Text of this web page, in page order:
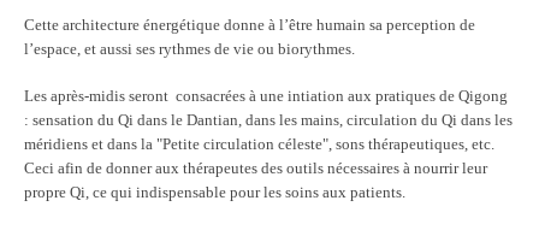
Cette architecture énergétique donne à l’être humain sa perception de
l’espace, et aussi ses rythmes de vie ou biorythmes.
Les après-midis seront consacrées à une intiation aux pratiques de Qigong
: sensation du Qi dans le Dantian, dans les mains, circulation du Qi dans les
méridiens et dans la "Petite circulation céleste", sons thérapeutiques, etc.
Ceci afin de donner aux thérapeutes des outils nécessaires à nourrir leur
propre Qi, ce qui indispensable pour les soins aux patients.